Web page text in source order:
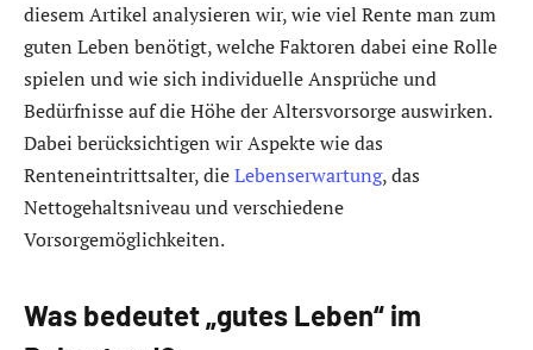
diesem Artikel analysieren wir, wie viel Rente man zum
guten Leben benötigt, welche Faktoren dabei eine Rolle
spielen und wie sich individuelle Ansprüche und
Bedürfnisse auf die Höhe der Altersvorsorge auswirken.
Dabei berücksichtigen wir Aspekte wie das
Renteneintrittsalter, dieLebenserwartung, das
Nettogehaltsniveau und verschiedene
Vorsorgemöglichkeiten.
Was bedeutet „gutes Leben“ im